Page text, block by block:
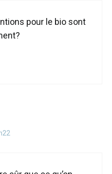
pour le bio sont